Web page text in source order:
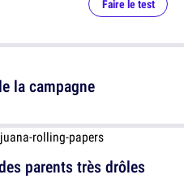
parents très drôles
Faire le test
la campagne